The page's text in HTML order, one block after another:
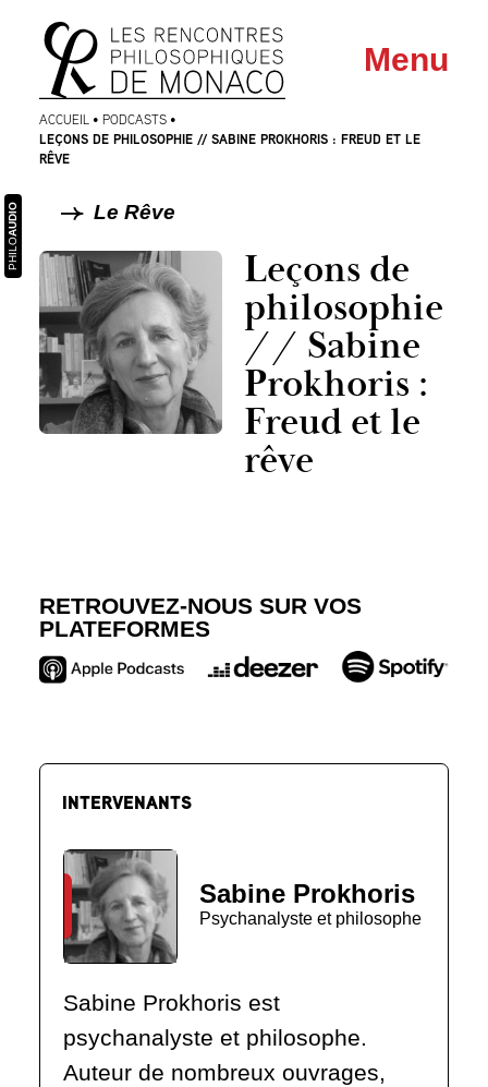
Aller
au
menu
Aller au
contenu
Menu
ACCUEIL • PODCASTS •
LEÇONS DE PHILOSOPHIE // SABINE PROKHORIS : FREUD ET LE
RÊVE
Le Rêve
Leçons de
philosophie
// Sabine
Prokhoris :
Freud et le
rêve
PHILO
AUDIO
RETROUVEZ-NOUS SUR VOS
PLATEFORMES
INTERVENANTS
Sabine Prokhoris
Psychanalyste et philosophe
Sabine Prokhoris est
psychanalyste et philosophe.
Auteur de nombreux ouvrages,